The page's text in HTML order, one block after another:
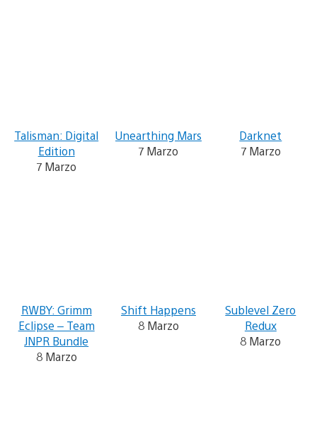
Talisman: Digital
Edition
7 Marzo
Unearthing Mars
7 Marzo
Darknet
7 Marzo
RWBY: Grimm
Eclipse – Team
JNPR Bundle
8 Marzo
Shift Happens
8 Marzo
Sublevel Zero
Redux
8 Marzo